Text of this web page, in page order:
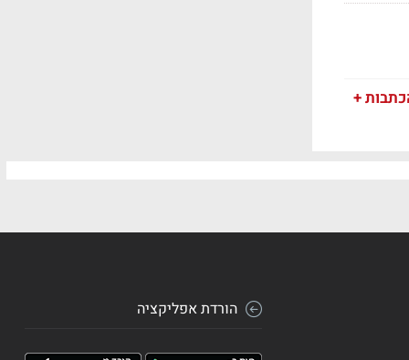
+
הורדת אפליקציה